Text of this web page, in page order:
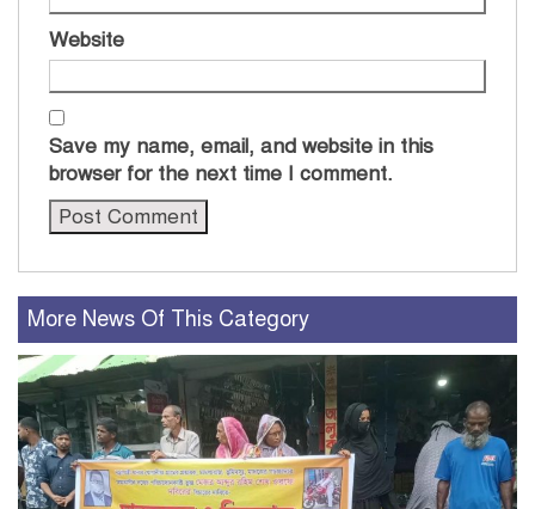
Website
Save my name, email, and website in this
browser for the next time I comment.
More News Of This Category